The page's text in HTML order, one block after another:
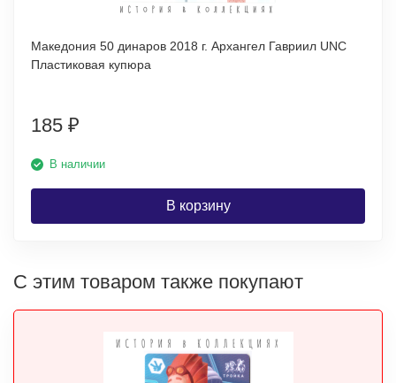
Македония 50 динаров 2018 г. Архангел Гавриил UNC
Пластиковая купюра
185 ₽
В наличии
В корзину
С этим товаром также покупают